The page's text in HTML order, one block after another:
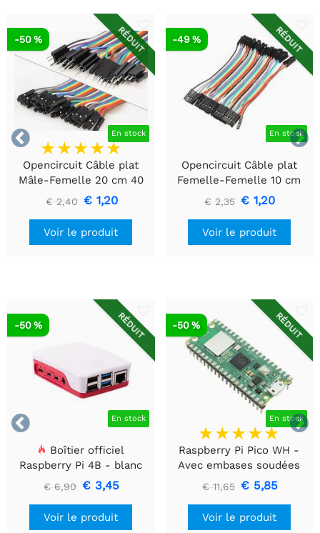


RÉDUIT
En stock
-50 %
Opencircuit Câble plat
Mâle-Femelle 20 cm 40
pièces
€ 2,40 € 1,20
Voir le produit
RÉDUIT
En stock
-49 %
Opencircuit Câble plat
Femelle-Femelle 10 cm
40 pièces
€ 2,35 € 1,20
Voir le produit


RÉDUIT
En stock
-50 %
Boîtier officiel
Raspberry Pi 4B - blanc
€ 6,90 € 3,45
Voir le produit
RÉDUIT
En stock
-50 %
Raspberry Pi Pico WH -
Avec embases soudées
€ 11,65 € 5,85
Voir le produit